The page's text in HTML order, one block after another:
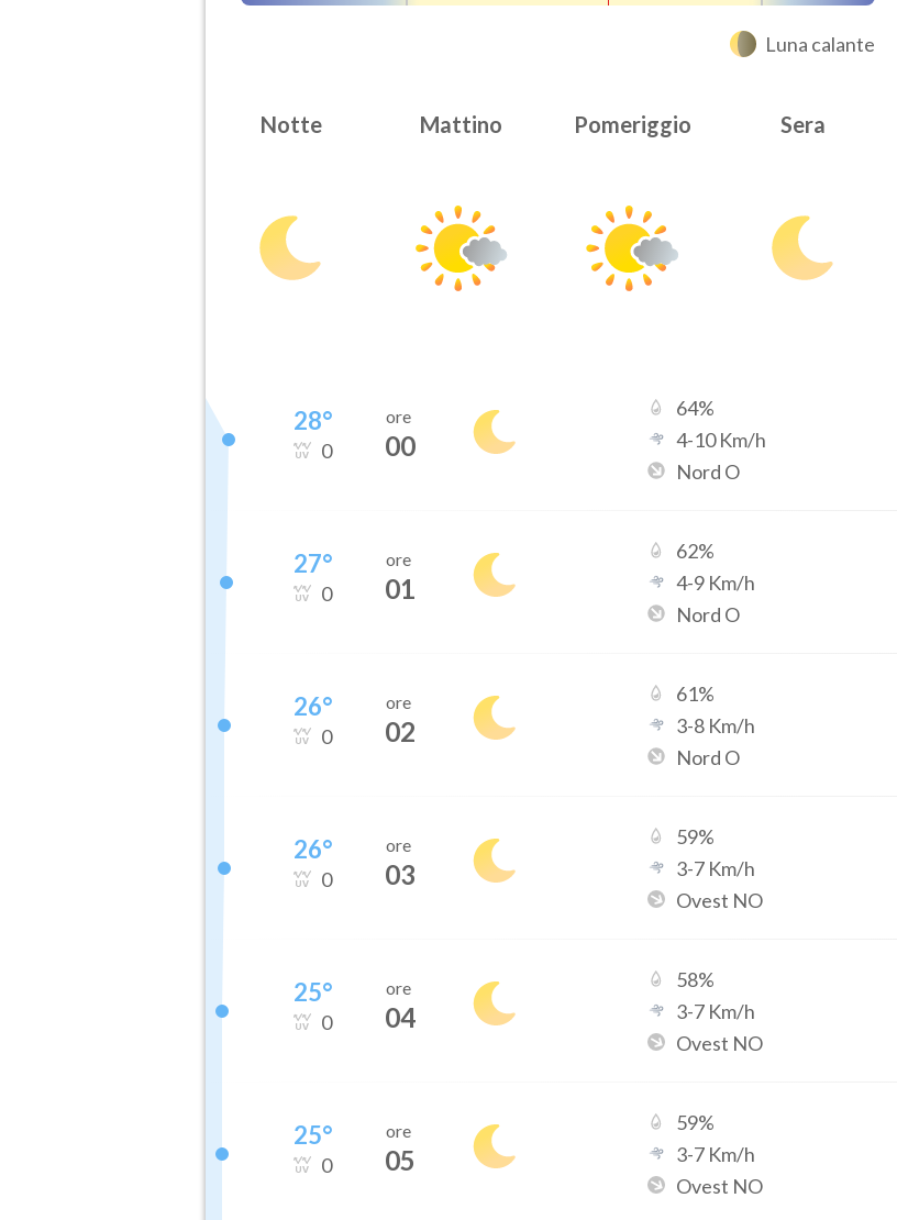
Luna calante
Notte Mattino Pomeriggio Sera
28°
0
ore
00
64%
4-10Km/h
Nord O
27°
0
ore
01
62%
4-9 Km/h
Nord O
26°
0
ore
02
61%
3-8 Km/h
Nord O
26°
0
ore
03
59%
3-7 Km/h
Ovest NO
25°
0
ore
04
58%
3-7 Km/h
Ovest NO
25°
0
ore
05
59%
3-7 Km/h
Ovest NO